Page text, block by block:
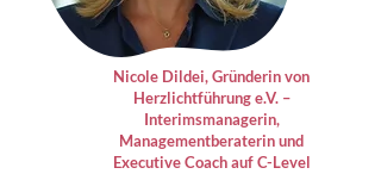
Nicole Dildei, Gründerin von
Herzlichtführung e.V. –
Interimsmanagerin,
Managementberaterin und
Executive Coach auf C-Level